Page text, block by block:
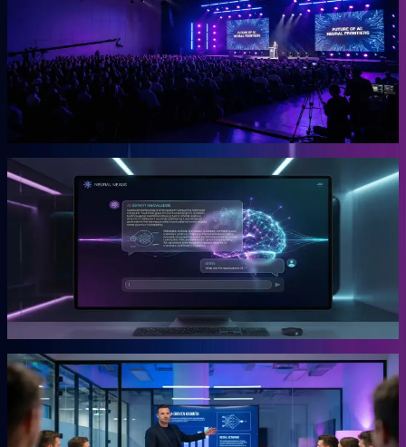
Europas führender KI-Kongress für Unternehmer.
Die OGcon bringt die besten Köpfe zu KI und Marketing auf eine
Bühne. 15.000 Anmeldungen 2024, Gary Vaynerchuk als Gast in
den Jahren 2023 und 2024. Live kostenlos, Aufzeichnungen als
VIP-Ticket.
Gründer
Snipbird
Die KI-Plattform für Unternehmer.
Snipbird ist das Tool, das Benno für Unternehmer gebaut hat. Kein
Hype. Kein Basteln. Bewährte Marketing-Systeme mit KI-
Unterstützung, direkt einsetzbar.
Gründer
KI-Marketing-Studio
Marketing für den Mittelstand, ohne Agentur.